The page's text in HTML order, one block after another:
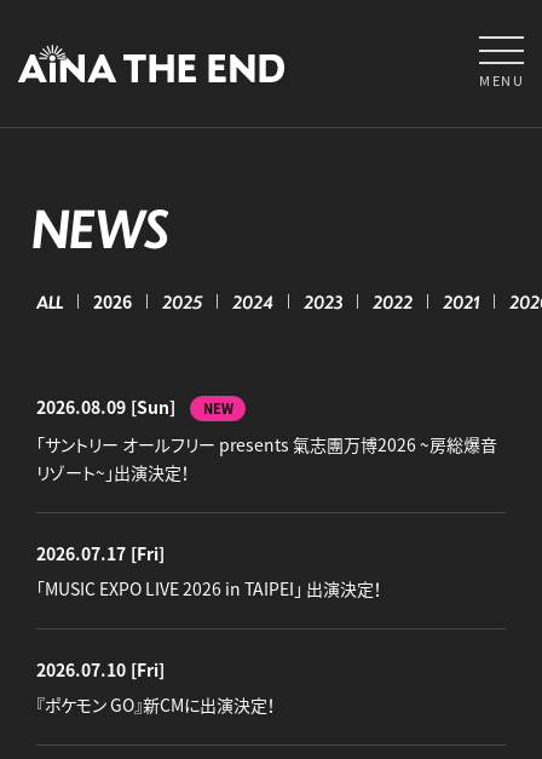
MENU
NEWS
ALL 2026 2025 2024 2023 2022 2021
2026.08.09 [Sun] NEW
「サントリー オールフリー presents 氣志團万博2026 ~房総爆音
リゾート~」出演決定！
2026.07.17 [Fri]
「MUSIC EXPO LIVE 2026 in TAIPEI」 出演決定！
2026.07.10 [Fri]
『ポケモン GO』新CMに出演決定！